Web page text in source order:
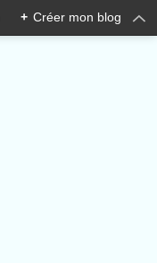
+ Créer mon blog